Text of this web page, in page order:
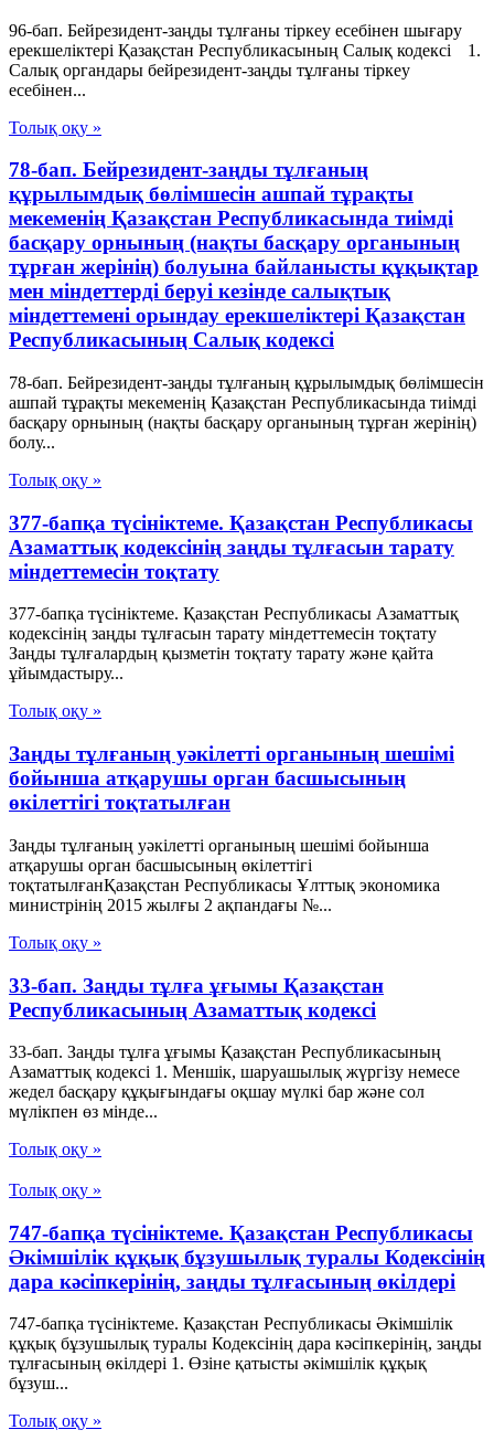
96-бап. Бейрезидент-заңды тұлғаны тіркеу есебінен шығару
ерекшеліктері Қазақстан Республикасының Салық кодексі 1.
Салық органдары бейрезидент-заңды тұлғаны тіркеу
есебінен...
Толық оқу »
78-бап. Бейрезидент-заңды тұлғаның
құрылымдық бөлімшесін ашпай тұрақты
мекеменің Қазақстан Республикасында тиімді
басқару орнының (нақты басқару органының
тұрған жерінің) болуына байланысты құқықтар
мен міндеттерді беруі кезінде салықтық
міндеттемені орындау ерекшеліктері Қазақстан
Республикасының Салық кодексі
78-бап. Бейрезидент-заңды тұлғаның құрылымдық бөлімшесін
ашпай тұрақты мекеменің Қазақстан Республикасында тиімді
басқару орнының (нақты басқару органының тұрған жерінің)
болу...
Толық оқу »
377-бапқа түсініктеме. Қазақстан Республикасы
Азаматтық кодексінің заңды тұлғасын тарату
міндеттемесін тоқтату
377-бапқа түсініктеме. Қазақстан Республикасы Азаматтық
кодексінің заңды тұлғасын тарату міндеттемесін тоқтату
Заңды тұлғалардың қызметін тоқтату тарату және қайта
ұйымдастыру...
Толық оқу »
Заңды тұлғаның уәкілетті органының шешімі
бойынша атқарушы орган басшысының
өкілеттігі тоқтатылған
Заңды тұлғаның уәкілетті органының шешімі бойынша
атқарушы орган басшысының өкілеттігі
тоқтатылғанҚазақстан Республикасы Ұлттық экономика
министрінің 2015 жылғы 2 ақпандағы №...
Толық оқу »
33-бап. Заңды тұлға ұғымы Қазақстан
Республикасының Азаматтық кодексi
33-бап. Заңды тұлға ұғымы Қазақстан Республикасының
Азаматтық кодексi 1. Меншiк, шаруашылық жүргiзу немесе
жедел басқару құқығындағы оқшау мүлкi бар және сол
мүлiкпен өз мiнде...
Толық оқу »
Толық оқу »
747-бапқа түсініктеме. Қазақстан Республикасы
Әкімшілік құқық бұзушылық туралы Кодексінің
дара кәсіпкерінің, заңды тұлғасының өкілдері
747-бапқа түсініктеме. Қазақстан Республикасы Әкімшілік
құқық бұзушылық туралы Кодексінің дара кәсіпкерінің, заңды
тұлғасының өкілдері 1. Өзіне қатысты әкімшілік құқық
бұзуш...
Толық оқу »